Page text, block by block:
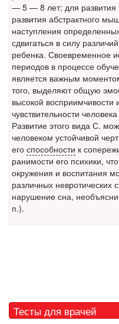
Закон о праве родителей
реанимации внесен в
бесплатно, в течении
— 5 — 8 лет; для
развития абстрактного
наступления
сдвигаться в силу
ребенка. Своевременное
периодов в процессе
является важным
того, выделяют общую
высокой восприимчивости
чувствительности
Развитие этого вида С.
человеком устойчивой
его способности к
ранимости его психики,
окружения и воспитания
различных невротических
нарушение сна,
п.).
Тесты для врачей